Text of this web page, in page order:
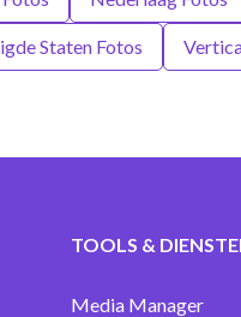
Staten Fotos
TOOLS &
Media Manager